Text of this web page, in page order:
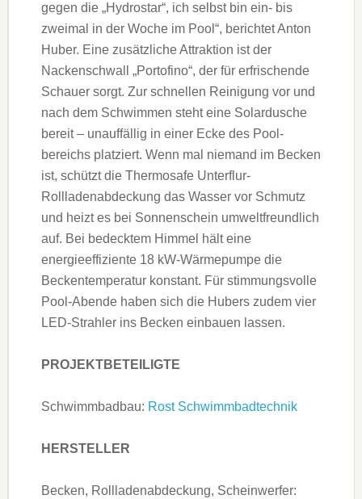
gegen die „Hydrostar“, ich selbst bin ein- bis
zweimal in der Woche im Pool“, berichtet Anton
Huber. Eine zusätzliche Attraktion ist der
Nackenschwall „Portofino“, der für erfrischende
Schauer sorgt. Zur schnellen Reinigung vor und
nach dem Schwimmen steht eine Solardusche
bereit – unauffällig in einer Ecke des Pool-
bereichs platziert. Wenn mal niemand im Becken
ist, schützt die Thermosafe Unterflur-
Rollladenabdeckung das Wasser vor Schmutz
und heizt es bei Sonnenschein umweltfreundlich
auf. Bei bedecktem Himmel hält eine
energieeffiziente 18 kW-Wärmepumpe die
Beckentemperatur konstant. Für stimmungsvolle
Pool-Abende haben sich die Hubers zudem vier
LED-Strahler ins Becken einbauen lassen.
PROJEKTBETEILIGTE
Schwimmbadbau: Rost Schwimmbadtechnik
HERSTELLER
Becken, Rollladenabdeckung, Scheinwerfer: